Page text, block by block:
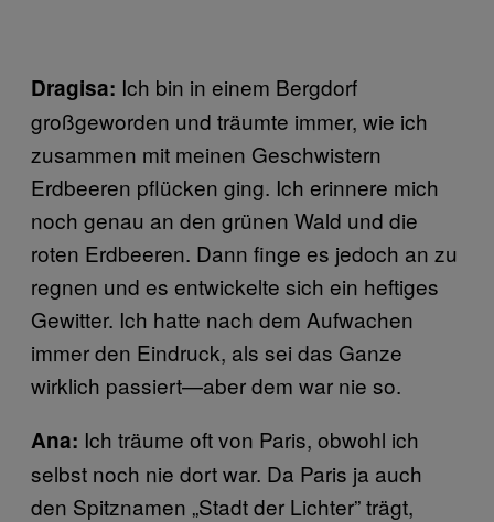
Dragisa: Ich bin in einem Bergdorf
großgeworden und träumte immer, wie ich
zusammen mit meinen Geschwistern
Erdbeeren pflücken ging. Ich erinnere mich
noch genau an den grünen Wald und die
roten Erdbeeren. Dann finge es jedoch an zu
regnen und es entwickelte sich ein heftiges
Gewitter. Ich hatte nach dem Aufwachen
immer den Eindruck, als sei das Ganze
wirklich passiert—aber dem war nie so.
Ana: Ich träume oft von Paris, obwohl ich
selbst noch nie dort war. Da Paris ja auch
den Spitznamen „Stadt der Lichter” trägt,